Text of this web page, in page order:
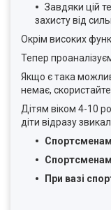
Завдяки цій
захисту від
Окрім високих
Тепер
Якщо є така
немає,
Дітям віком 4-10
діти відразу
Спортсменам
При вазі